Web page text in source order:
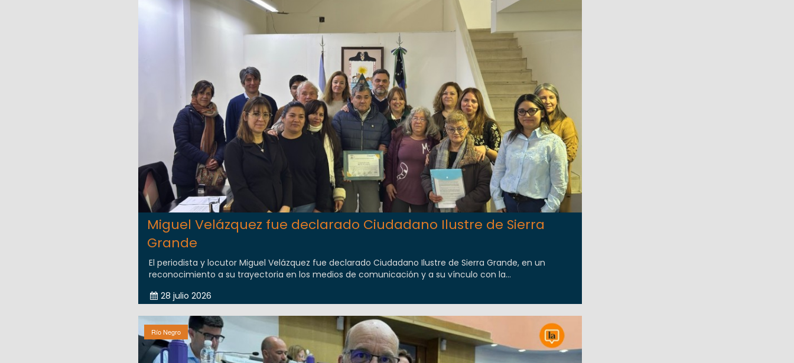
Miguel Velázquez fue declarado Ciudadano Ilustre de Sierra
Grande
El periodista y locutor Miguel Velázquez fue declarado Ciudadano Ilustre de Sierra Grande, en un
reconocimiento a su trayectoria en los medios de comunicación y a su vínculo con la...
28 julio 2026
Río Negro